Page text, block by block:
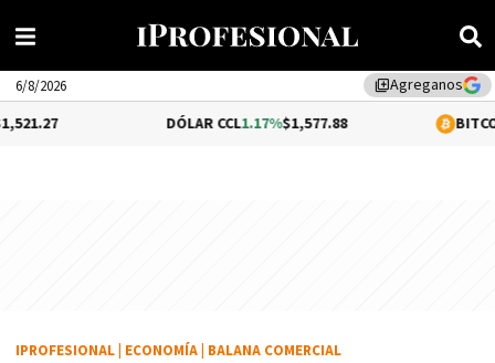
library_addAgreganos
6/8/2026
1.17%$1,577.88 0.05%
IPROFESIONAL ECONOMÍA BALANA COMERCIAL